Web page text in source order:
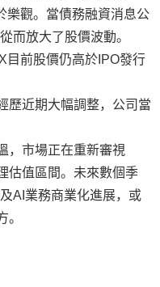
樂觀。當債務融資消息公
而放大了股價波動。
目前股價仍高於IPO發行
歷近期大幅調整，公司當
，市場正在重新審視
估值區間。未來數個季
AI業務商業化進展，或
。